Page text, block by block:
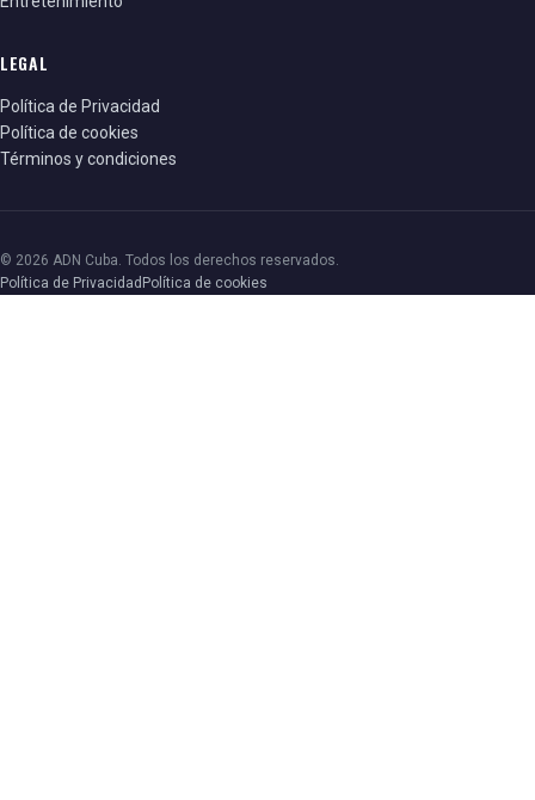
LEGAL
Política de Privacidad
Política de cookies
Términos y condiciones
© 2026 ADN Cuba. Todos los derechos reservados.
Política de Privacidad Política de cookies